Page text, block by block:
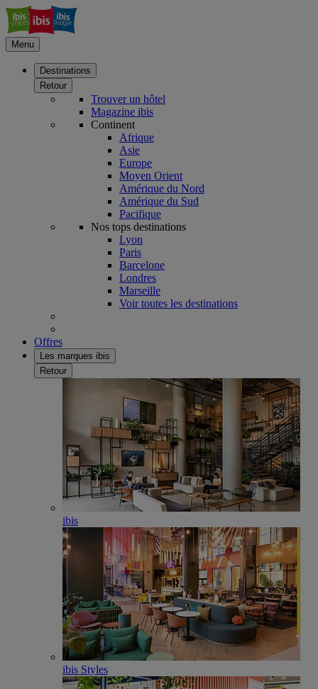
Menu
Destinations
Retour
Trouver un hôtel
Magazine ibis
Continent
Afrique
Asie
Europe
Moyen Orient
Amérique du Nord
Amérique du Sud
Pacifique
Nos tops destinations
Lyon
Paris
Barcelone
Londres
Marseille
Voir toutes les destinations
Offres
Les marques ibis
Retour
ibis
ibis Styles